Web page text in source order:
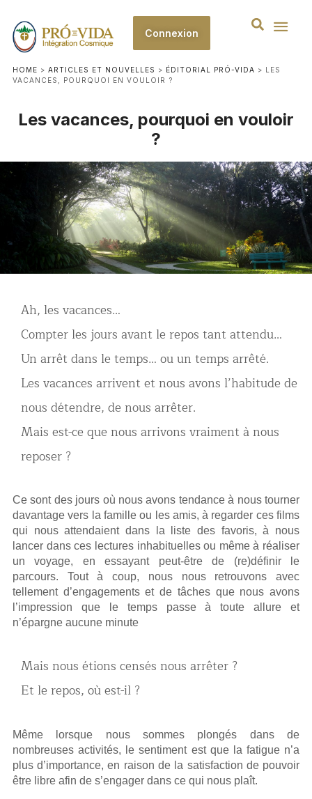
Connexion
HOME > ARTICLES ET NOUVELLES > ÉDITORIAL PRÓ-VIDA > LES
VACANCES, POURQUOI EN VOULOIR ?
Les vacances, pourquoi en vouloir
?
Ah, les vacances…
Compter les jours avant le repos tant attendu…
Un arrêt dans le temps… ou un temps arrêté.
Les vacances arrivent et nous avons l’habitude de
nous détendre, de nous arrêter.
Mais est-ce que nous arrivons vraiment à nous
reposer ?
Ce sont des jours où nous avons tendance à nous tourner
davantage vers la famille ou les amis, à regarder ces films
qui nous attendaient dans la liste des favoris, à nous
lancer dans ces lectures inhabituelles ou même à réaliser
un voyage, en essayant peut-être de (re)définir le
parcours. Tout à coup, nous nous retrouvons avec
tellement d’engagements et de tâches que nous avons
l’impression que le temps passe à toute allure et
n’épargne aucune minute
Mais nous étions censés nous arrêter ?
Et le repos, où est-il ?
Même lorsque nous sommes plongés dans de
nombreuses activités, le sentiment est que la fatigue n’a
plus d’importance, en raison de la satisfaction de pouvoir
être libre afin de s’engager dans ce qui nous plaît.